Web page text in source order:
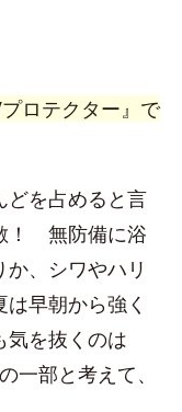
ロテクター』で
どを占めると言
！ 無防備に浴
、シワやハリ
早朝から強く
気を抜くのは
一部と考えて、